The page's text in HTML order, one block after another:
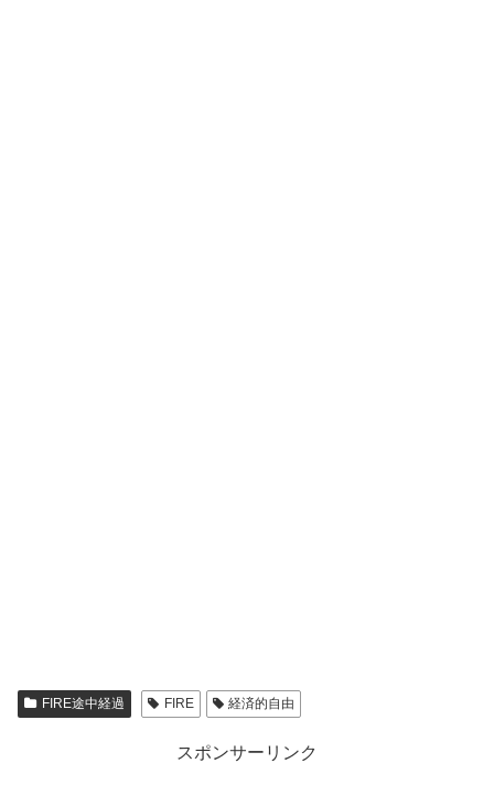
FIRE途中経過 FIRE 経済的自由
スポンサーリンク